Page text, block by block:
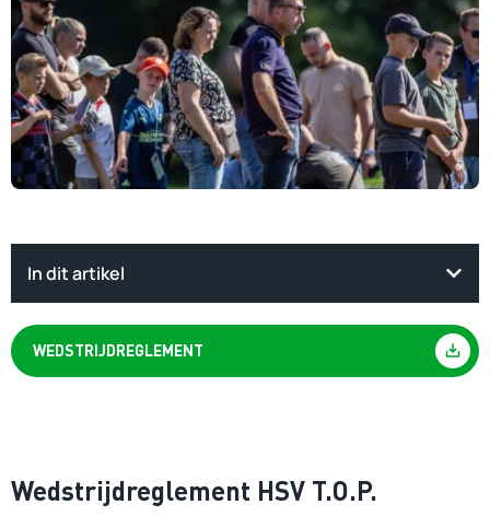
Wedstrijdreglement HSV T.O.P.
In dit artikel
WEDSTRIJDREGLEMENT